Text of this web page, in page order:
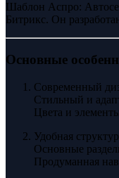
Шаблон Аспро:
Битрикс. Он
Основные
Современный
Стильный и
Цвета и
Удобная
Основные
Продуманная